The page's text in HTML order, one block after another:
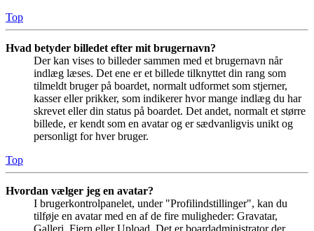
Top
Hvad betyder billedet efter mit brugernavn?
Der kan vises to billeder sammen med et brugernavn når
indlæg læses. Det ene er et billede tilknyttet din rang som
tilmeldt bruger på boardet, normalt udformet som stjerner,
kasser eller prikker, som indikerer hvor mange indlæg du har
skrevet eller din status på boardet. Det andet, normalt et større
billede, er kendt som en avatar og er sædvanligvis unikt og
personligt for hver bruger.
Top
Hvordan vælger jeg en avatar?
I brugerkontrolpanelet, under "Profilindstillinger", kan du
tilføje en avatar med en af de fire muligheder: Gravatar,
Galleri, Fjern eller Upload. Det er boardadministrator der